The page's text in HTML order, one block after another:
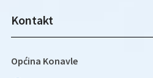
Kontakt
Općina Konavle